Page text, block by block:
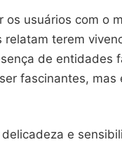
usuários com o
terem
de entidades
fascinantes, mas
e